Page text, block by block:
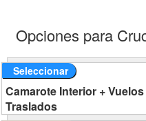
Opciones para
Seleccionar
Camarote Interior + Vuelos
Traslados